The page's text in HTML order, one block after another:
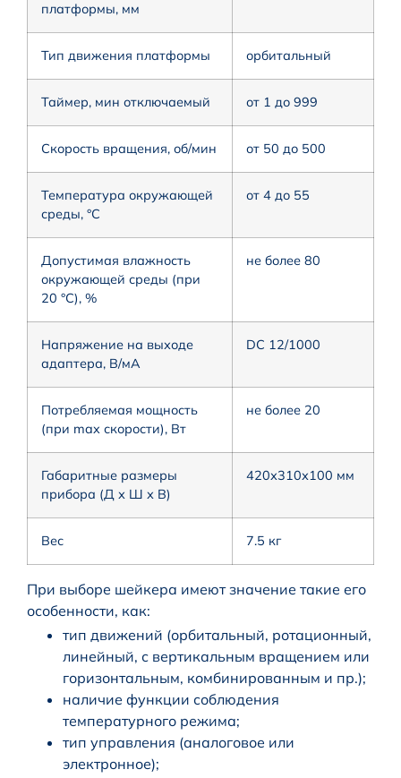
платформы, мм
Тип движения платформы орбитальный
Таймер, мин отключаемый от 1 до 999
Скорость вращения, об/мин от 50 до 500
Температура окружающей
среды, °С
от 4 до 55
Допустимая влажность
окружающей среды (при
20 °С), %
не более 80
Напряжение на выходе
адаптера, В/мА
DC 12/1000
Потребляемая мощность
(при max скорости), Вт
не более 20
Габаритные размеры
прибора (Д х Ш х В)
420х310х100 мм
Вес 7.5 кг
При выборе шейкера имеют значение такие его
особенности, как:
тип движений (орбитальный, ротационный,
линейный, с вертикальным вращением или
горизонтальным, комбинированным и пр.);
наличие функции соблюдения
температурного режима;
тип управления (аналоговое или
электронное);